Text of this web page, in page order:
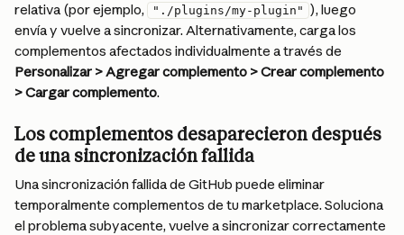
relativa (por ejemplo,
"./plugins/my-plugin" ), luego
envía y vuelve a sincronizar. Alternativamente, carga los
complementos afectados individualmente a través de
Personalizar > Agregar complemento > Crear complemento
> Cargar complemento.
Los complementos desaparecieron después
de una sincronización fallida
Una sincronización fallida de GitHub puede eliminar
temporalmente complementos de tu marketplace. Soluciona
el problema subyacente, vuelve a sincronizar correctamente